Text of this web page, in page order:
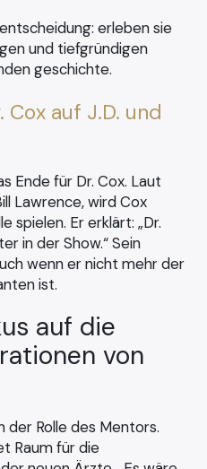
Cox auf J.D. und
Ende für Dr. Cox. Laut
Lawrence, wird Cox
spielen. Er erklärt: „Dr.
in der Show.“ Sein
wenn er nicht mehr der
ist.
auf die
von
der Rolle des Mentors.
Raum für die